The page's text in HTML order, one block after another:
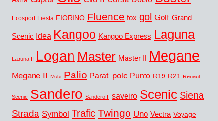
Ecosport Fiesta FIORINO Fluence fox gol Golf Grand
Scenic Idea Kangoo Kangoo Express Laguna
Laguna II Logan Master Master II Megane
Megane II Mobi Palio Parati polo Punto R19 R21 Renault
Scenic Sandero Sandero II saveiro Scenic Siena
Strada Symbol Trafic Twingo Uno Vectra Voyage